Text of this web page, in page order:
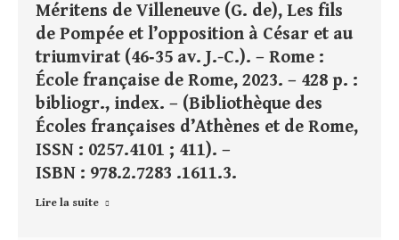
Méritens de Villeneuve (G. de), Les fils
de Pompée et l’opposition à César et au
triumvirat (46‑35 av. J.-C.). – Rome :
École française de Rome, 2023. – 428 p. :
bibliogr., index. – (Bibliothèque des
Écoles françaises d’Athènes et de Rome,
ISSN : 0257.4101 ; 411). –
ISBN : 978.2.7283 .1611.3.
Lire la suite